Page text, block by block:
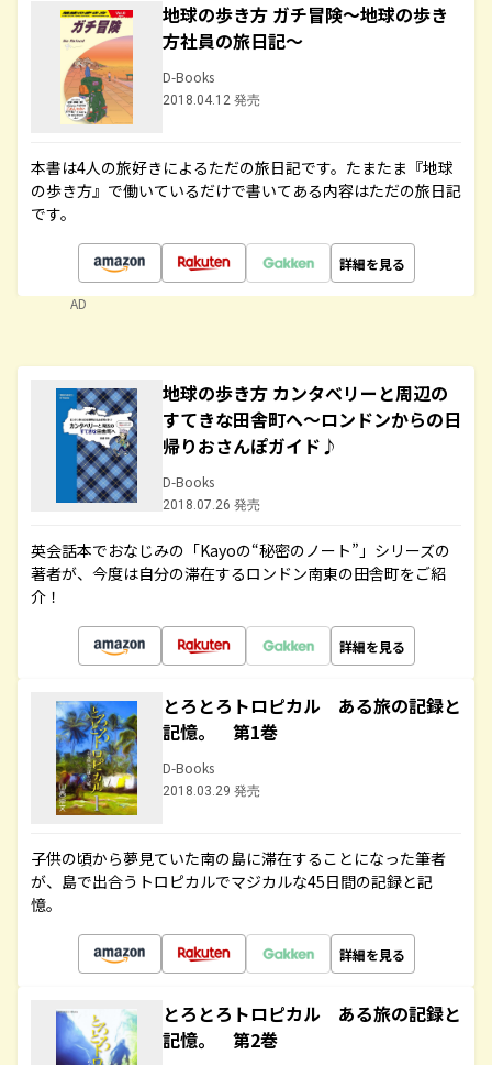
地球の歩き方 ガチ冒険～地球の歩き
方社員の旅日記～
D-Books
2018.04.12 発売
本書は4人の旅好きによるただの旅日記です。たまたま『地球
の歩き方』で働いているだけで書いてある内容はただの旅日記
です。
詳細を見る
AD
地球の歩き方 カンタベリーと周辺の
すてきな田舎町へ～ロンドンからの日
帰りおさんぽガイド♪
D-Books
2018.07.26 発売
英会話本でおなじみの「Kayoの“秘密のノート”」シリーズの
著者が、今度は自分の滞在するロンドン南東の田舎町をご紹
介！
詳細を見る
とろとろトロピカル ある旅の記録と
記憶。 第1巻
D-Books
2018.03.29 発売
子供の頃から夢見ていた南の島に滞在することになった筆者
が、島で出合うトロピカルでマジカルな45日間の記録と記
憶。
詳細を見る
とろとろトロピカル ある旅の記録と
記憶。 第2巻